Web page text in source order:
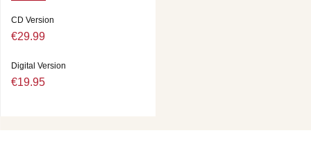
CD Version
€29.99
Digital Version
€19.95